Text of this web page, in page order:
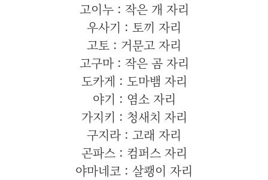
고이누 : 작은 개 자리
우사기 : 토끼 자리
고토 : 거문고 자리
고구마 : 작은 곰 자리
도카게 : 도마뱀 자리
야기 : 염소 자리
가지키 : 청새치 자리
구지라 : 고래 자리
곤파스 : 컴퍼스 자리
야마네코 : 살쾡이 자리